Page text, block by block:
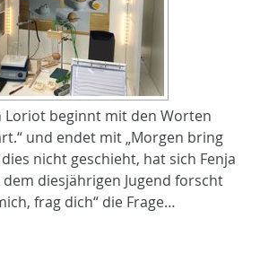
Loriot beginnt mit den Worten
und endet mit „Morgen bring
nicht geschieht, hat sich Fenja
diesjährigen Jugend forscht
frag dich“ die Frage…